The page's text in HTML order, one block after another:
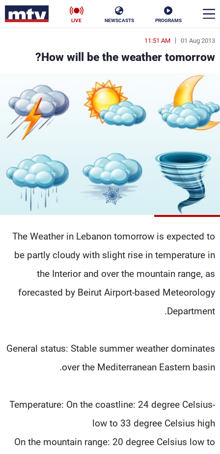
PROGRAMS
NEWSCASTS
LIVE
01 Aug 2013
11:51 AM
How will be the weather tomorrow?
The Weather in Lebanon tomorrow is expected to
be partly cloudy with slight rise in temperature in
the Interior and over the mountain range, as
forecasted by Beirut Airport-based Meteorology
Department.
General status: Stable summer weather dominates
over the Mediterranean Eastern basin.
-Temperature: On the coastline: 24 degree Celsius
low to 33 degree Celsius high
On the mountain range: 20 degree Celsius low to
en
الأخبار
سياسة ناس
إقتصاد فن
كأس العالم
البرامج
جدول البرامج
شاهد البرامج
عن MTV
لاعلاناتكم
وظائف
شروط الإسـتخدام